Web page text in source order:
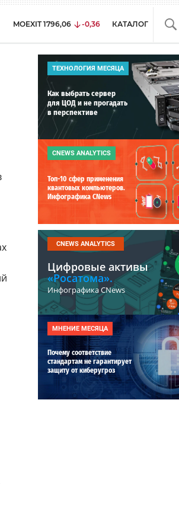
MOEXIT 1796,06 -0,36 КАТАЛОГ
ТЕХНОЛОГИЯ МЕСЯЦА
Как выбрать сервер
для ЦОД и не прогадать
в перспективе
CNEWS ANALYTICS
Топ-10 сфер применения
квантовых компьютеров.
Инфографика CNews
CNEWS ANALYTICS
Цифровые активы
«Росатома».
Инфографика CNews
МНЕНИЕ МЕСЯЦА
Почему соответствие
стандартам не гарантирует
защиту от киберугроз